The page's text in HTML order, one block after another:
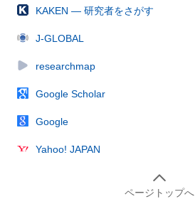
KAKEN — 研究者をさがす
J-GLOBAL
researchmap
Google Scholar
Google
Yahoo! JAPAN
ページトップへ